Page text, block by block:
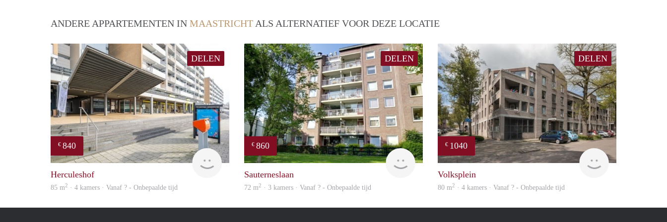
ANDERE APPARTEMENTEN IN MAASTRICHT ALS ALTERNATIEF VOOR DEZE LOCATIE
DELEN
€ 840
finder
Herculeshof
85 m2 · 4 kamers · Vanaf ? - Onbepaalde tijd
DELEN
€ 860
Woning
Sauterneslaan
72 m2 · 3 kamers · Vanaf ? - Onbepaalde tijd
DELEN
€ 1040
rent
Volksplein
80 m2 · 4 kamers · Vanaf ? - Onbepaalde tijd